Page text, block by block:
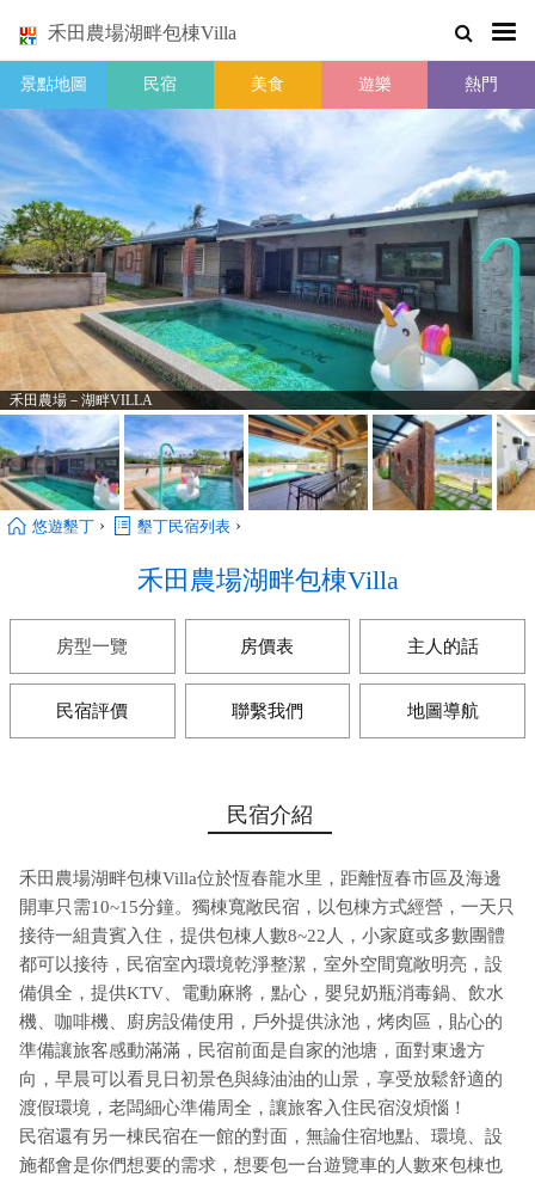
禾田農場湖畔包棟Villa
景點地圖 民宿 美食 遊樂 熱門
禾田農場－湖畔VILLA
悠遊墾丁 › 墾丁民宿列表 ›
禾田農場湖畔包棟Villa
房型一覽 房價表 主人的話
民宿評價 聯繫我們 地圖導航
民宿介紹
禾田農場湖畔包棟Villa位於恆春龍水里，距離恆春市區及海邊
開車只需10~15分鐘。獨棟寬敞民宿，以包棟方式經營，一天只
接待一組貴賓入住，提供包棟人數8~22人，小家庭或多數團體
都可以接待，民宿室內環境乾淨整潔，室外空間寬敞明亮，設
備俱全，提供KTV、電動麻將，點心，嬰兒奶瓶消毒鍋、飲水
機、咖啡機、廚房設備使用，戶外提供泳池，烤肉區，貼心的
準備讓旅客感動滿滿，民宿前面是自家的池塘，面對東邊方
向，早晨可以看見日初景色與綠油油的山景，享受放鬆舒適的
渡假環境，老闆細心準備周全，讓旅客入住民宿沒煩惱！
民宿還有另一棟民宿在一館的對面，無論住宿地點、環境、設
施都會是你們想要的需求，想要包一台遊覽車的人數來包棟也